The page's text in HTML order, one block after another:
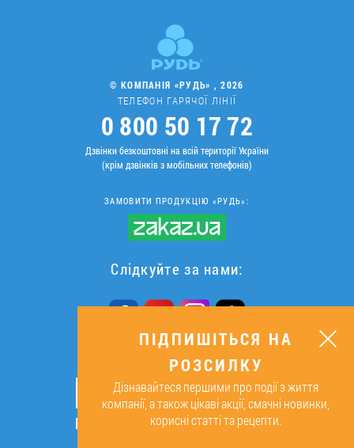
© КОМПАНІЯ «РУДЬ» , 2026
ТЕЛЕФОН ГАРЯЧОЇ ЛІНІЇ
0 800 50 17 72
Дзвінки безкоштовні на всій території України
(крім дзвінків з мобільних телефонів)
ЗАМОВИТИ ПРОДУКЦІЮ «РУДЬ»:
Слідкуйте за нами:
ПІДПИШІТЬСЯ НА РОЗСИЛКУ
ОК
Підписуючись, я даю згоду на
ПІДПИШІТЬСЯ НА
РОЗСИЛКУ
Дізнавайтеся першими про події з життя
компанії, а також цікаві акції, смачні новинки,
корисні статті та рецепти.